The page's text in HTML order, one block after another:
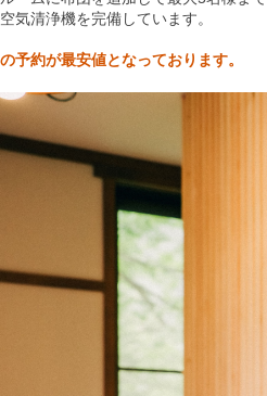
気清浄機を完備しています。
予約が最安値となっております。